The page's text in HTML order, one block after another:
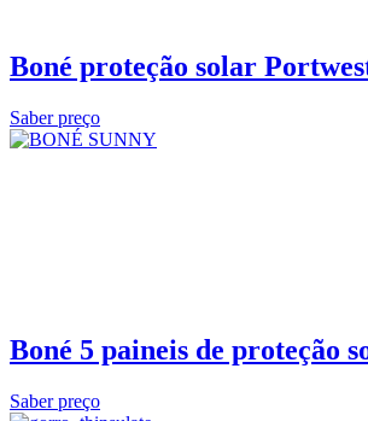
Boné proteção solar
Saber preço
Boné 5 paineis de proteção
Saber preço